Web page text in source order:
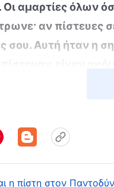
αμαρτίες όλων
αν πίστευες
σου. Αυτή ήταν η
Θεό —στοιχεία
από τον άνθρωπο,
ανθρώπου δεν
η πίστη στον